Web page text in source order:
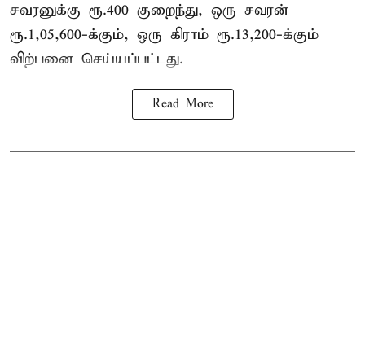
சவரனுக்கு ரூ.400 குறைந்து, ஒரு சவரன்
ரூ.1,05,600-க்கும், ஒரு கிராம் ரூ.13,200-க்கும்
விற்பனை செய்யப்பட்டது.
Read More